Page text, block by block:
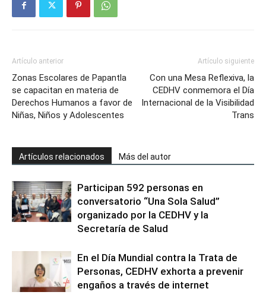
Artículo anterior
Zonas Escolares de Papantla
se capacitan en materia de
Derechos Humanos a favor de
Niñas, Niños y Adolescentes
Artículo siguiente
Con una Mesa Reflexiva, la
CEDHV conmemora el Día
Internacional de la Visibilidad
Trans
Artículos relacionados Más del autor
Participan 592 personas en
conversatorio “Una Sola Salud”
organizado por la CEDHV y la
Secretaría de Salud
En el Día Mundial contra la Trata de
Personas, CEDHV exhorta a prevenir
engaños a través de internet